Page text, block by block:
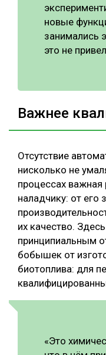
новые
занимались
это не
Важнее
Отсутствие
нисколько не
процессах важная
наладчику: от его
их качество.
принципиальным
бобышек от
биотоплива: для
«Это